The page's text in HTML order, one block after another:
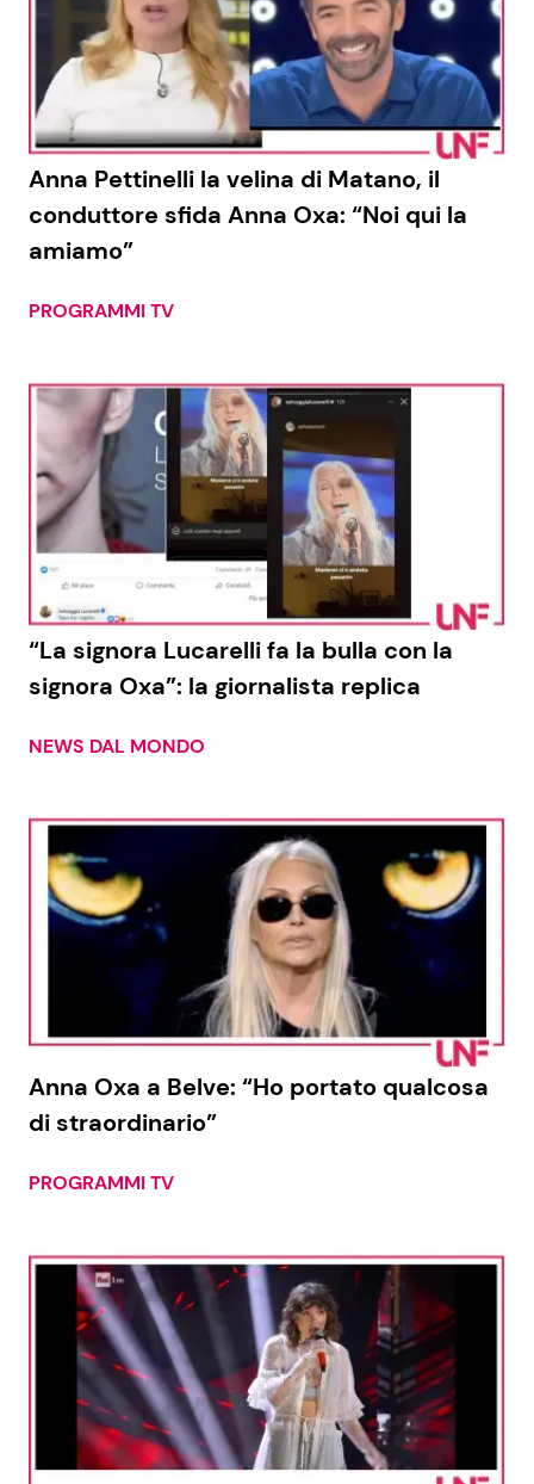
Chi siamo
Disclaimer e Privacy
Redazione
Contattaci
Pubblicità
Privacy Policy
Anna Pettinelli la velina di Matano, il
conduttore sfida Anna Oxa: “Noi qui la
amiamo”
PROGRAMMI TV
“La signora Lucarelli fa la bulla con la
signora Oxa”: la giornalista replica
NEWS DAL MONDO
Anna Oxa a Belve: “Ho portato qualcosa
di straordinario”
PROGRAMMI TV